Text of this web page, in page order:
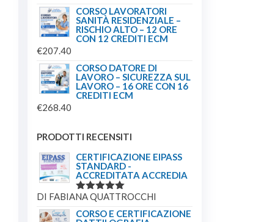
CORSO LAVORATORI
SANITÀ RESIDENZIALE –
RISCHIO ALTO – 12 ORE
CON 12 CREDITI ECM
€207.40
CORSO DATORE DI
LAVORO – SICUREZZA SUL
LAVORO – 16 ORE CON 16
CREDITI ECM
€268.40
PRODOTTI RECENSITI
CERTIFICAZIONE EIPASS
STANDARD -
ACCREDITATA ACCREDIA
VALUTATO
DI FABIANA QUATTROCCHI
CORSO E CERTIFICAZIONE